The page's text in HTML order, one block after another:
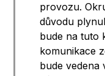
provozu.
důvodu
bude na tuto
komunikace
bude vedena